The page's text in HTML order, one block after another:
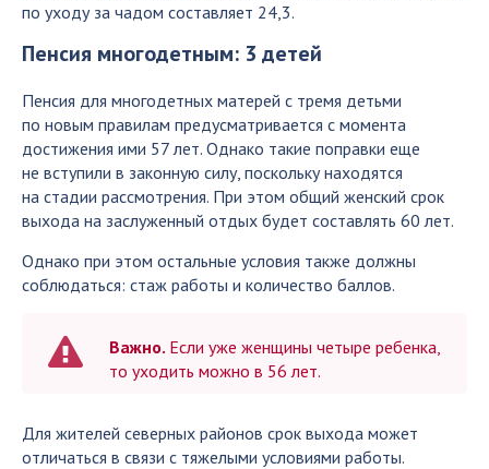
по уходу за чадом составляет 24,3.
Пенсия многодетным: 3 детей
Пенсия для многодетных матерей с тремя детьми
по новым правилам предусматривается с момента
достижения ими 57 лет. Однако такие поправки еще
не вступили в законную силу, поскольку находятся
на стадии рассмотрения. При этом общий женский срок
выхода на заслуженный отдых будет составлять 60 лет.
Однако при этом остальные условия также должны
соблюдаться: стаж работы и количество баллов.
Важно. Если уже женщины четыре ребенка,
то уходить можно в 56 лет.
Для жителей северных районов срок выхода может
отличаться в связи с тяжелыми условиями работы.